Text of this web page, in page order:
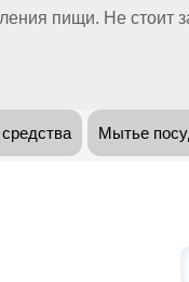
пищи. Не стоит
Мытье